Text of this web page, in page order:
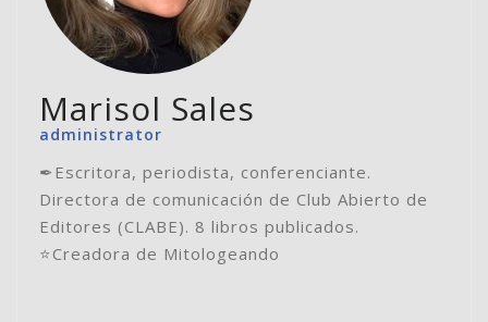
Marisol Sales
administrator
✒Escritora, periodista, conferenciante.
Directora de comunicación de Club Abierto de
Editores (CLABE). 8 libros publicados.
⭐️Creadora de Mitologeando